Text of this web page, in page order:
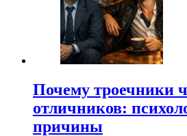
Почему троечники
отличников:
причины